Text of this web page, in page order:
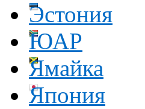
Эстония
ЮАР
Ямайка
Япония